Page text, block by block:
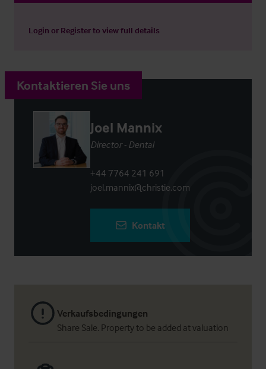
Login or Registerto view full details
Verkaufsbedingungen
Share Sale. Property to be added at valuation
Kontaktieren Sie uns
Joel Mannix
Director - Dental
+44 7764 241 691
joel.mannix@christie.com
Kontakt